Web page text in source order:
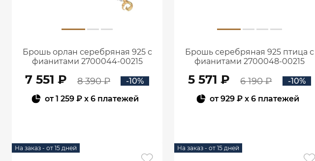
Брошь орлан серебряная 925 с
фианитами 2700044-00215
7 551 ₽ 8 390 ₽
-10%
от1 259 ₽ x 6 платежей
Брошь серебряная 925 птица с
фианитами 2700048-00215
5 571 ₽ 6 190 ₽
-10%
от929 ₽x 6 платежей
На заказ - от 15 дней На заказ - от 15 дней